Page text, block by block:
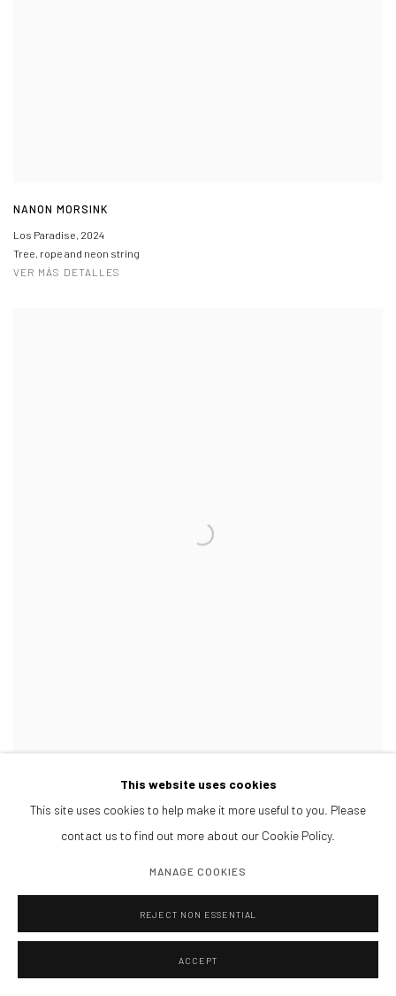
NANON MORSINK
Los Paradise, 2024
Tree, rope and neon string
VER MÁS DETALLES
Wallflower series VI (duplicate) , 2024
This website uses cookies
This site uses cookies to help make it more useful to you. Please
contact us to find out more about our Cookie Policy.
MANAGE COOKIES
REJECT NON ESSENTIAL
ACCEPT